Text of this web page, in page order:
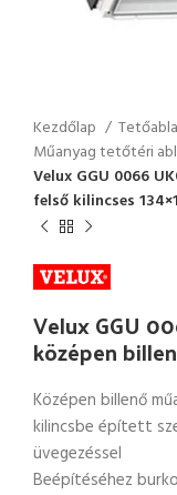
Kezdőlap
Műanyag tetőtéri
Velux GGU 0066
felső kilincses
Velux GGU
középen
Középen billenő
kilincsbe épített
üvegezéssel
Beépítéséhez